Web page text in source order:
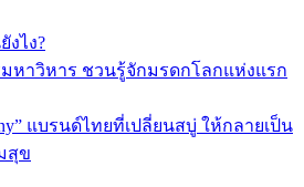
ไง?
หาวิหาร ชวนรู้จักมรดกโลกแห่งแรก
แบรนด์ไทยที่เปลี่ยนสบู่ ให้กลายเป็น
สุข